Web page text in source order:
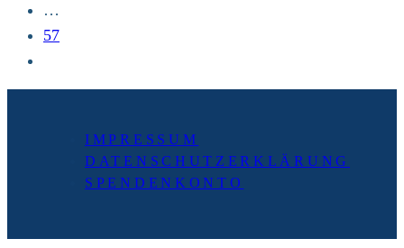
…
57
nächsten
IMPRESSUM
DATENSCHUTZERKLÄRUNG
SPENDENKONTO